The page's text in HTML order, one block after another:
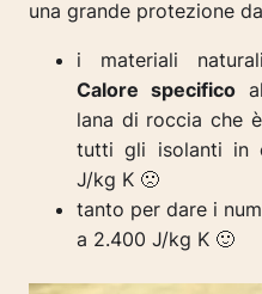
una grande protezione
i materiali
Calore specifico
lana di roccia che
tutti gli isolanti in
J/kg K 🙁
tanto per dare i
a 2.400 J/kg K 🙂